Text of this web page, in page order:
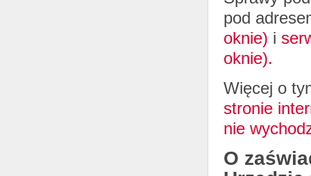
pod
oknie) i
oknie).
Więcej o
stronie
nie
O